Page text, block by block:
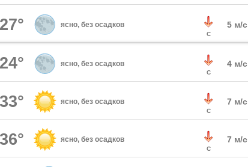
ясно, без осадков
С
5 м/с
ясно, без осадков
С
4 м/с
ясно, без осадков
С
7 м/с
ясно, без осадков
С
7 м/с